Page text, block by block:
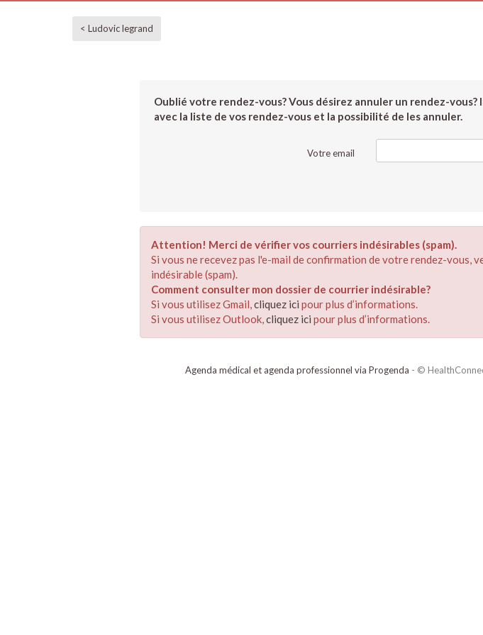
< Ludovic legrand
Oublié votre rendez-vous? Vous désirez annuler un rendez-
avec la liste de vos rendez-vous et la possibilité de les annuler.
Votre email
Attention! Merci de vérifier vos courriers indésirables (spam).
Si vous ne recevez pas l'e-mail de confirmation de votre rendez-
indésirable (spam).
Comment consulter mon dossier de courrier indésirable?
Si vous utilisez Gmail,cliquez ici pour plus d’informations.
Si vous utilisez Outlook,cliquez ici pour plus d’informations.
Agenda médical et agenda professionnel via Progenda - ©